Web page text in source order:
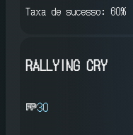
Taxa de sucesso: 60%
RALLYING CRY
30